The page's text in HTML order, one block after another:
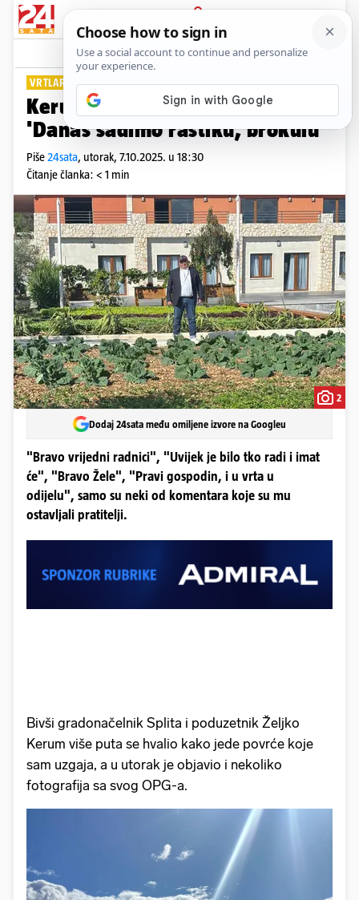
PRIJAVA
Lifestyle Komentari
VRTLAR ŽELE
Kerum u sakou pozirao u vrtu:
'Danas sadimo raštiku, brokulu'
Piše24sata, utorak, 7.10.2025. u 18:30
Čitanje članka: < 1 min
2
Dodaj 24sata među omiljene izvore na Googleu
"Bravo vrijedni radnici", "Uvijek je bilo tko radi i imat
će", "Bravo Žele", "Pravi gospodin, i u vrta u
odijelu", samo su neki od komentara koje su mu
ostavljali pratitelji.
Bivši gradonačelnik Splita i poduzetnik Željko
Kerum više puta se hvalio kako jede povrće koje
sam uzgaja, a u utorak je objavio i nekoliko
fotografija sa svog OPG-a.